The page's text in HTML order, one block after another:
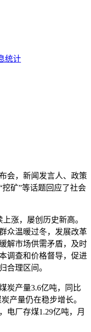
统计
，新闻发言人、政策
矿”等话题回应了社会
涨，屡创历史新高。
众温暖过冬，发展改革
解市场供需矛盾，及时
调查和价格督导，促进
合理区间。
产量3.6亿吨，同比
产量仍在稳步增长。
电厂存煤1.29亿吨，月